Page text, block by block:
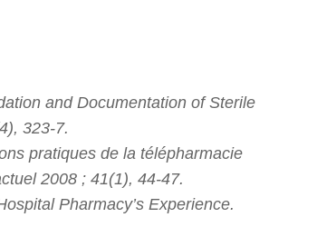
and Documentation of Sterile
323-7.
pratiques de la télépharmacie
2008 ; 41(1), 44-47.
Pharmacy’s Experience.